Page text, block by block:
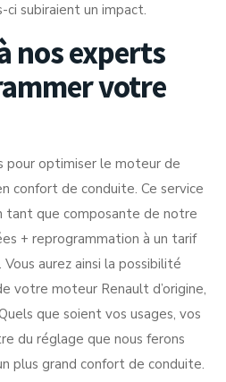
ci subiraient un impact.
nos experts
votre
pour optimiser le moteur de
confort de conduite. Ce service
tant que composante de notre
+ reprogrammation à un tarif
aurez ainsi la possibilité
votre moteur Renault d’origine,
que soient vos usages, vos
du réglage que nous ferons
plus grand confort de conduite.